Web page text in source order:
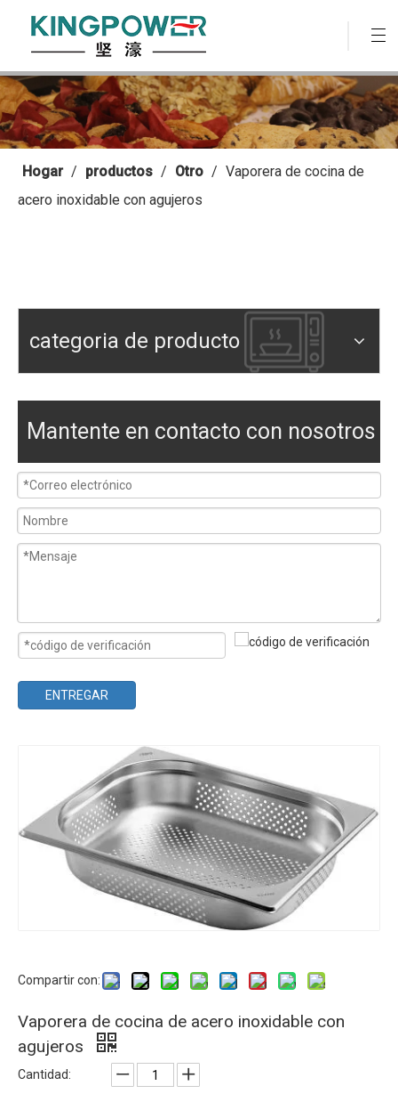
Hogar / productos / Otro / Vaporera de cocina de
acero inoxidable con agujeros
categoria de producto
Mantente en contacto con nosotros
ENTREGAR
Compartir con:
Vaporera de cocina de acero inoxidable con
agujeros
Cantidad: